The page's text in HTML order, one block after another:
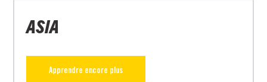
ASIA
Apprendre encore plus